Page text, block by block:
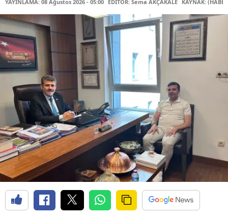
YAYINLAMA: 08 Ağustos 2026 - 05:00 EDİTÖR: Sema AKÇAKALE KAYNAK: